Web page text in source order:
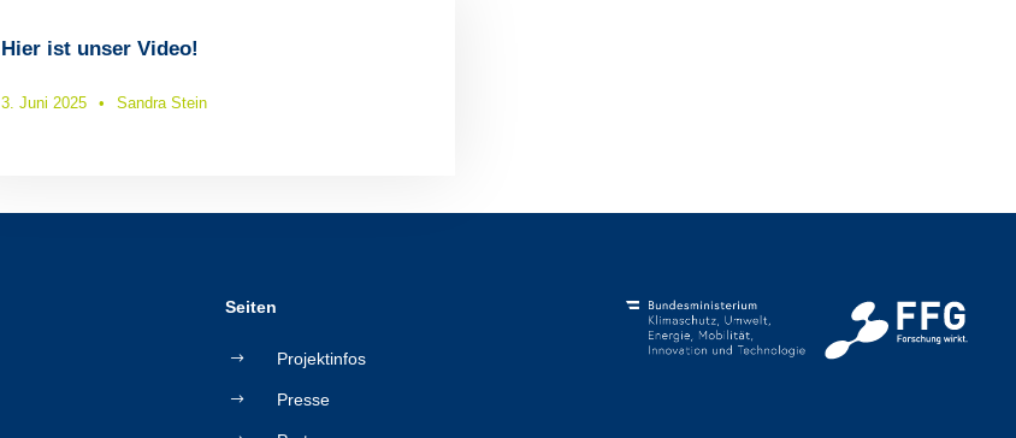
Hier ist unser Video!
3. Juni 2025 • Sandra Stein
Seiten
Projektinfos
Presse